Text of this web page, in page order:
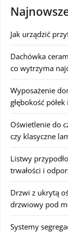
Jak urządzić
Dachówka
co wytrzyma
Wyposażenie
głębokość
Oświetlenie do
czy klasyczne
Listwy
trwałości i
Drzwi z ukrytą
drzwiowy pod
Systemy